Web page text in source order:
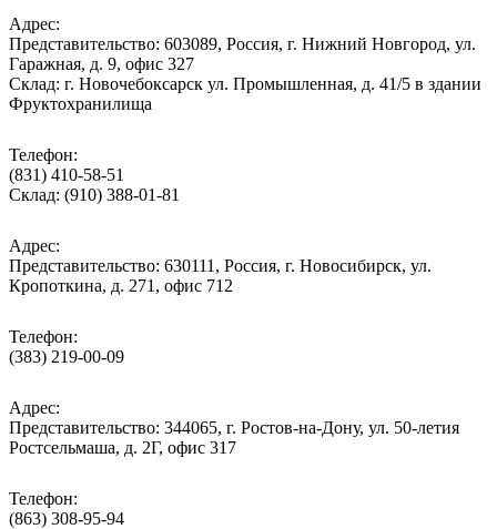
Адрес:
Представительство: 603089, Россия, г. Нижний Новгород, ул.
Гаражная, д. 9, офис 327
Склад: г. Новочебоксарск ул. Промышленная, д. 41/5 в здании
Фруктохранилища
Телефон:
(831) 410-58-51
Склад: (910) 388-01-81
Адрес:
Представительство: 630111, Россия, г. Новосибирск, ул.
Кропоткина, д. 271, офис 712
Телефон:
(383) 219-00-09
Адрес:
Представительство: 344065, г. Ростов-на-Дону, ул. 50-летия
Ростсельмаша, д. 2Г, офис 317
Телефон:
(863) 308-95-94